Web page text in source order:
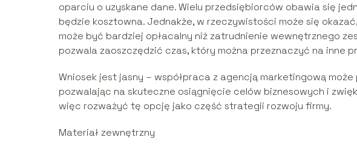
oparciu o uzyskane dane. Wielu przedsiębiorców obawia się
będzie kosztowna. Jednakże, w rzeczywistości może się
może być bardziej opłacalny niż zatrudnienie wewnętrznego
pozwala zaoszczędzić czas, który można przeznaczyć na inne
Wniosek jest jasny – współpraca z agencją marketingową
pozwalając na skuteczne osiągnięcie celów biznesowych i
więc rozważyć tę opcję jako część strategii rozwoju firmy.
Materiał zewnętrzny